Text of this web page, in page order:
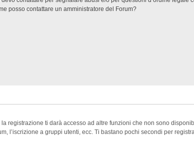
posso contattare un amministratore del Forum?
ti darà accesso ad altre funzioni che non sono
l’iscrizione a gruppi utenti, ecc. Ti bastano pochi secondi per